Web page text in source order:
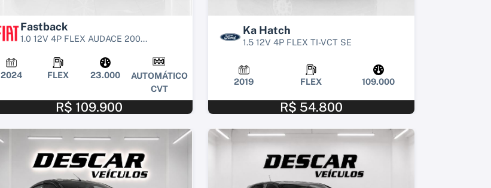
Fastback
1.0 12V 4P FLEX AUDACE 200...
2024 FLEX 23.000
AUTOMÁTICO
CVT
R$ 109.900
Ka Hatch
1.5 12V 4P FLEX TI-VCT SE
2019 FLEX 109.000
R$ 54.800